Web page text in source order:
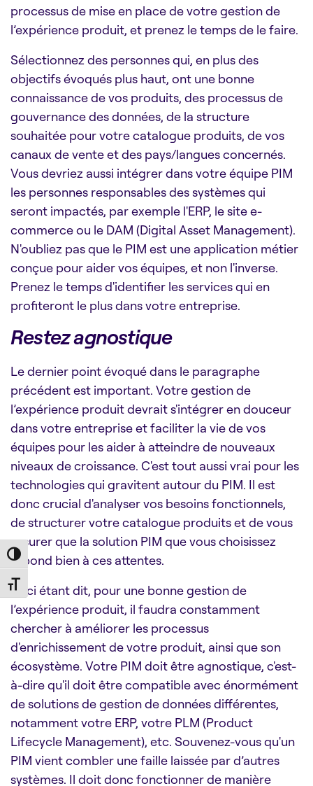
Toggle High Contrast
Toggle Font size
processus de mise en place de votre gestion de
l’expérience produit, et prenez le temps de le faire.
Sélectionnez des personnes qui, en plus des
objectifs évoqués plus haut, ont une bonne
connaissance de vos produits, des processus de
gouvernance des données, de la structure
souhaitée pour votre catalogue produits, de vos
canaux de vente et des pays/langues concernés.
Vous devriez aussi intégrer dans votre équipe PIM
les personnes responsables des systèmes qui
seront impactés, par exemple l'ERP, le site e-
commerce ou le DAM (Digital Asset Management).
N'oubliez pas que le PIM est une application métier
conçue pour aider vos équipes, et non l'inverse.
Prenez le temps d'identifier les services qui en
profiteront le plus dans votre entreprise.
Restez agnostique
Le dernier point évoqué dans le paragraphe
précédent est important. Votre gestion de
l’expérience produit devrait s'intégrer en douceur
dans votre entreprise et faciliter la vie de vos
équipes pour les aider à atteindre de nouveaux
niveaux de croissance. C'est tout aussi vrai pour les
technologies qui gravitent autour du PIM. Il est
donc crucial d'analyser vos besoins fonctionnels,
de structurer votre catalogue produits et de vous
assurer que la solution PIM que vous choisissez
répond bien à ces attentes.
Ceci étant dit, pour une bonne gestion de
l’expérience produit, il faudra constamment
chercher à améliorer les processus
d'enrichissement de votre produit, ainsi que son
écosystème. Votre PIM doit être agnostique, c'est-
à-dire qu'il doit être compatible avec énormément
de solutions de gestion de données différentes,
notamment votre ERP, votre PLM (Product
Lifecycle Management), etc. Souvenez-vous qu'un
PIM vient combler une faille laissée par d’autres
systèmes. Il doit donc fonctionner de manière